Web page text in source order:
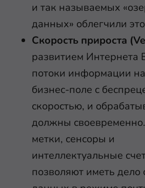
и так называемых
данных» облегчили
Скорость прироста
развитием Интернета
потоки информации
бизнес-поле с
скоростью, и
должны
метки, сенсоры и
интеллектуальные
позволяют иметь дело